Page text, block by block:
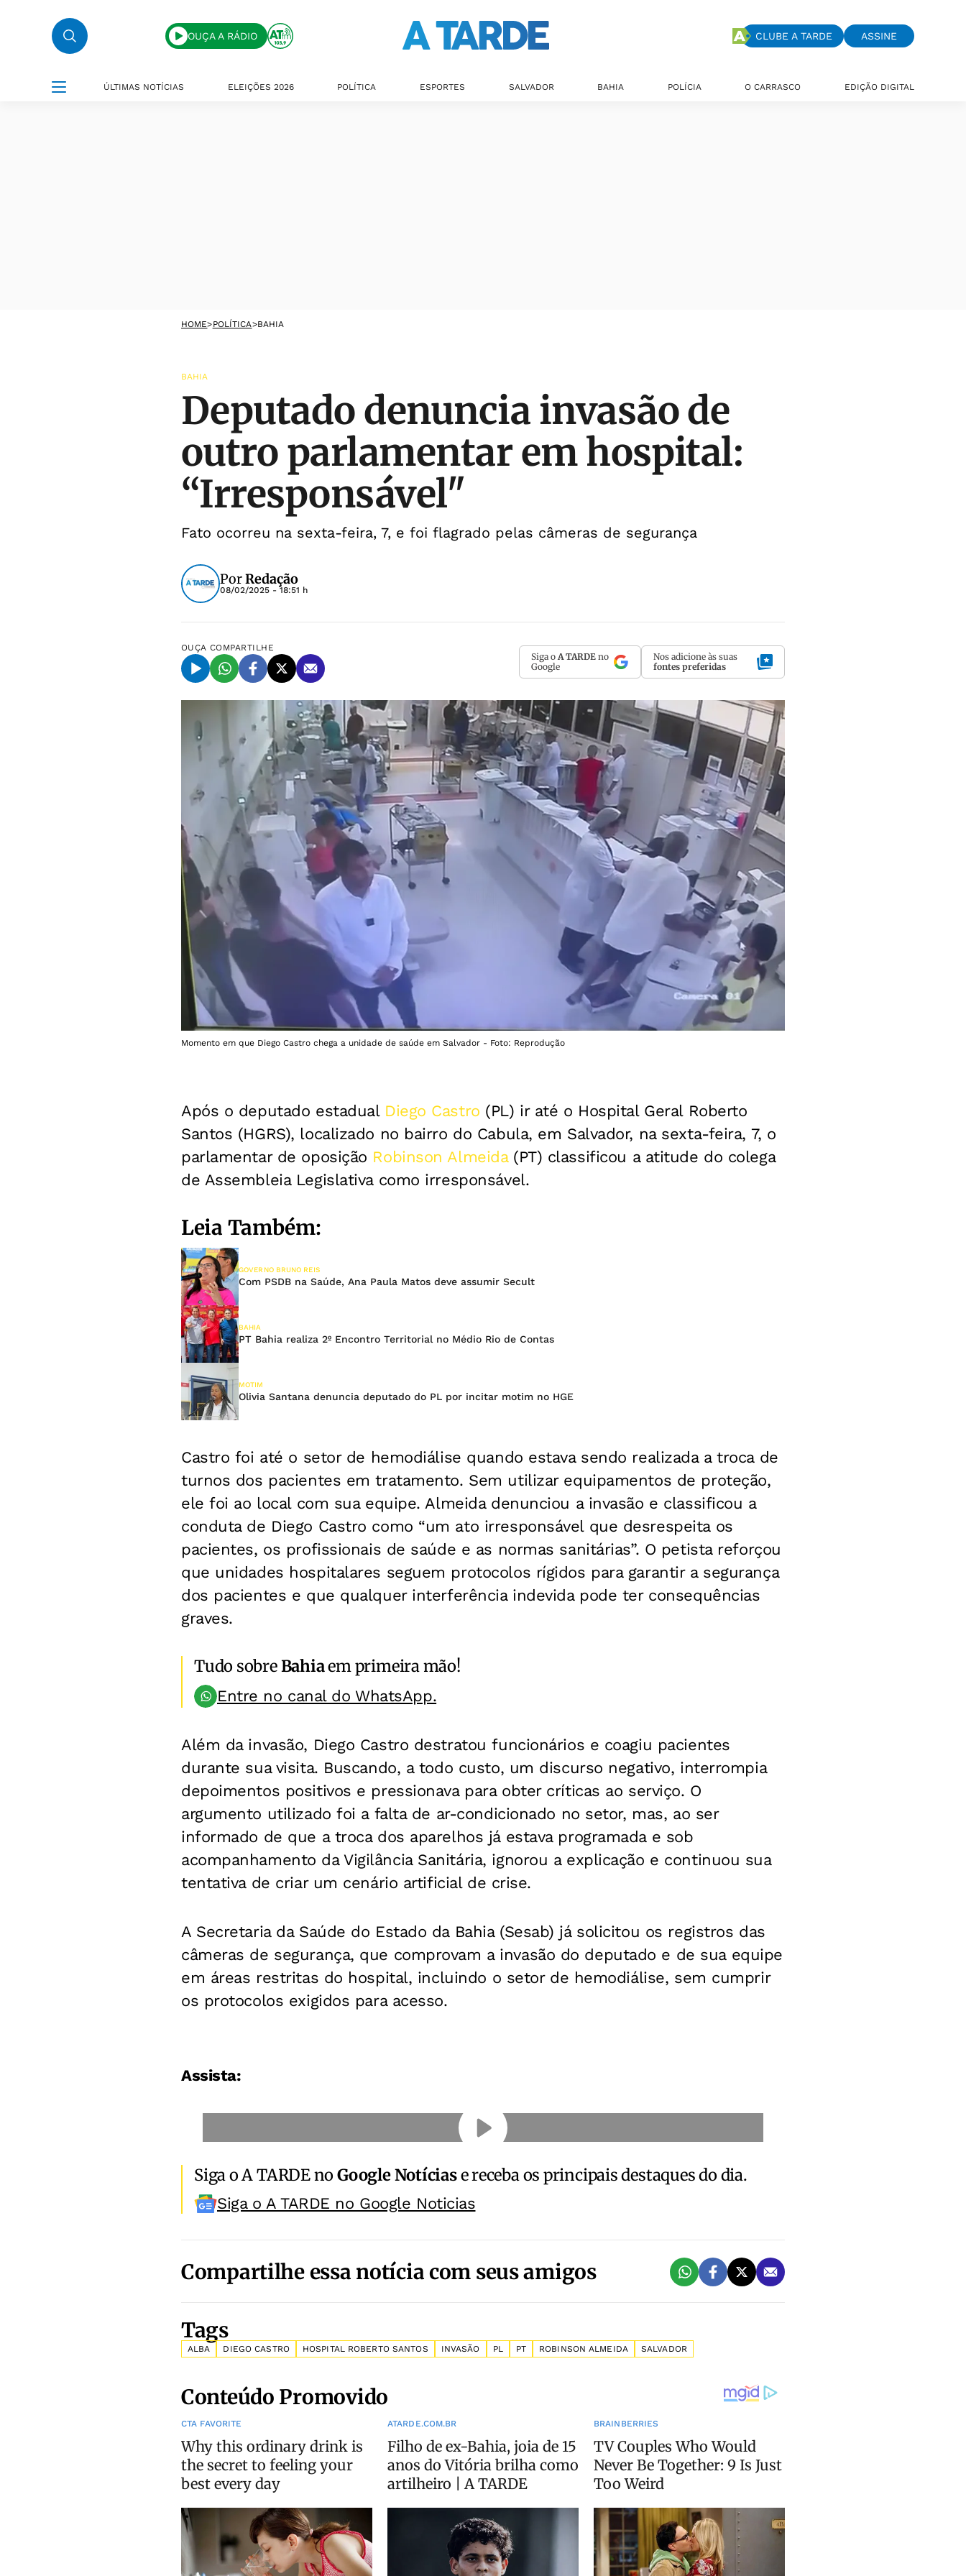
OUÇA A RÁDIO CLUBE A TARDE ASSINE
ÚLTIMAS NOTÍCIAS ELEIÇÕES 2026 POLÍTICA ESPORTES SALVADOR BAHIA POLÍCIA O CARRASCO EDIÇÃO DIGITAL
HOME>POLÍTICA>BAHIA
BAHIA
Deputado denuncia invasão de
outro parlamentar em hospital:
“Irresponsável"
Fato ocorreu na sexta-feira, 7, e foi flagrado pelas câmeras de segurança
PorRedação
08/02/2025 - 18:51 h
OUÇA COMPARTILHE
Siga o A TARDE no
Google
Nos adicione às suas
fontes preferidas
Momento em que Diego Castro chega a unidade de saúde em Salvador - Foto: Reprodução
Após o deputado estadual Diego Castro (PL) ir até o Hospital Geral Roberto
Santos (HGRS), localizado no bairro do Cabula, em Salvador, na sexta-feira, 7, o
parlamentar de oposição Robinson Almeida (PT) classificou a atitude do colega
de Assembleia Legislativa como irresponsável.
Leia Também:
GOVERNO BRUNO REIS
Com PSDB na Saúde, Ana Paula Matos deve assumir Secult
BAHIA
PT Bahia realiza 2º Encontro Territorial no Médio Rio de Contas
MOTIM
Olivia Santana denuncia deputado do PL por incitar motim no HGE
Castro foi até o setor de hemodiálise quando estava sendo realizada a troca de
turnos dos pacientes em tratamento. Sem utilizar equipamentos de proteção,
ele foi ao local com sua equipe. Almeida denunciou a invasão e classificou a
conduta de Diego Castro como “um ato irresponsável que desrespeita os
pacientes, os profissionais de saúde e as normas sanitárias”. O petista reforçou
que unidades hospitalares seguem protocolos rígidos para garantir a segurança
dos pacientes e que qualquer interferência indevida pode ter consequências
graves.
Tudo sobreBahiaem primeira mão!
Entre no canal do WhatsApp.
Além da invasão, Diego Castro destratou funcionários e coagiu pacientes
durante sua visita. Buscando, a todo custo, um discurso negativo, interrompia
depoimentos positivos e pressionava para obter críticas ao serviço. O
argumento utilizado foi a falta de ar-condicionado no setor, mas, ao ser
informado de que a troca dos aparelhos já estava programada e sob
acompanhamento da Vigilância Sanitária, ignorou a explicação e continuou sua
tentativa de criar um cenário artificial de crise.
A Secretaria da Saúde do Estado da Bahia (Sesab) já solicitou os registros das
câmeras de segurança, que comprovam a invasão do deputado e de sua equipe
em áreas restritas do hospital, incluindo o setor de hemodiálise, sem cumprir
os protocolos exigidos para acesso.
Assista:
Siga o A TARDE noGoogle Notíciase receba os principais destaques do dia.
Siga o A TARDE no Google Noticias
Compartilhe essa notícia com seus amigos
Tags
ALBA DIEGO CASTRO HOSPITAL ROBERTO SANTOS INVASÃO PL PT ROBINSON ALMEIDA SALVADOR